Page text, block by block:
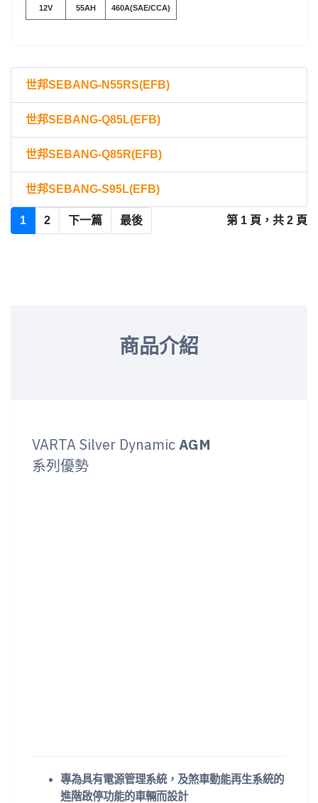
12V 55AH 460A(SAE/CCA)
世邦SEBANG-N55RS(EFB)
世邦SEBANG-Q85L(EFB)
世邦SEBANG-Q85R(EFB)
世邦SEBANG-S95L(EFB)
1 2 下一篇 最後 第 1 頁，共 2 頁
商品介紹
VARTA Silver DynamicAGM
系列優勢
專為具有電源管理系統，及煞車動能再生系統的
進階啟停功能的車輛而設計